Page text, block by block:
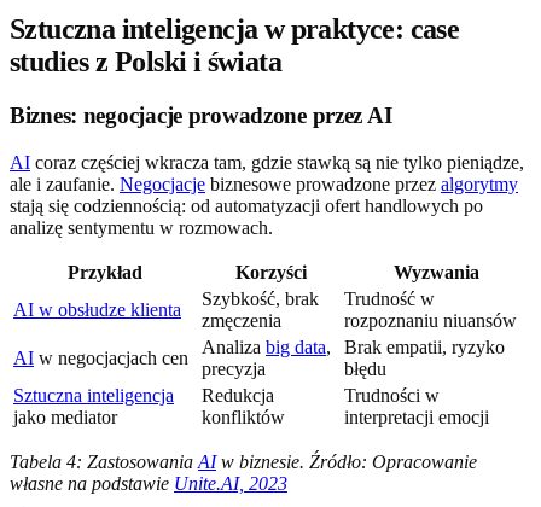
Sztuczna inteligencja w praktyce: case
studies z Polski i świata
Biznes: negocjacje prowadzone przez AI
AI coraz częściej wkracza tam, gdzie stawką są nie tylko pieniądze,
ale i zaufanie. Negocjacje biznesowe prowadzone przez algorytmy
stają się codziennością: od automatyzacji ofert handlowych po
analizę sentymentu w rozmowach.
Przykład Korzyści
Wyzwania
AI w obsłudze klienta
Szybkość, brak
zmęczenia
Trudność w
rozpoznaniu niuansów
AI w negocjacjach cen
Analiza big data,
precyzja
Brak empatii, ryzyko
błędu
Sztuczna inteligencja
jako mediator
Redukcja
konfliktów
Trudności w
interpretacji emocji
Tabela 4: Zastosowania AIw biznesie. Źródło: Opracowanie
własne na podstawie Unite.AI, 2023